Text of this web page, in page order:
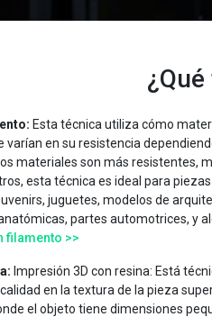
Esta técnica utiliza cómo
en su resistencia
materiales son más resistentes,
esta técnica es ideal para
juguetes, modelos de
partes automotrices, y
filamento >>
Impresión 3D con resina: Está
en la textura de la pieza
el objeto tiene dimensiones